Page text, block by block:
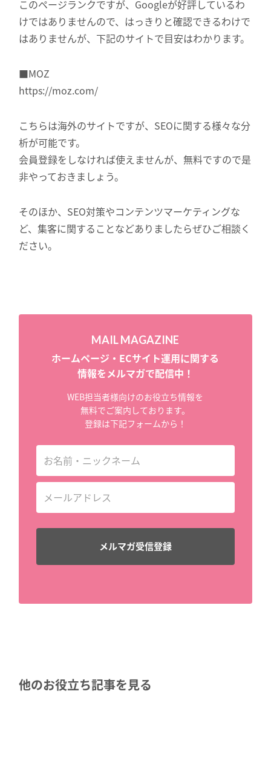
このページランクですが、Googleが好評しているわ
けではありませんので、はっきりと確認できるわけで
はありませんが、下記のサイトで目安はわかります。
■MOZ
https://moz.com/
こちらは海外のサイトですが、SEOに関する様々な分
析が可能です。
会員登録をしなければ使えませんが、無料ですので是
非やっておきましょう。
そのほか、SEO対策やコンテンツマーケティングな
ど、集客に関することなどありましたらぜひご相談く
ださい。
MAIL MAGAZINE
ホームページ・ECサイト運用に関する
情報をメルマガで配信中！
WEB担当者様向けのお役立ち情報を
無料でご案内しております。
登録は下記フォームから！
他のお役立ち記事を見る